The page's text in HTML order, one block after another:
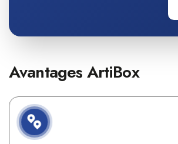
Avantages ArtiBox